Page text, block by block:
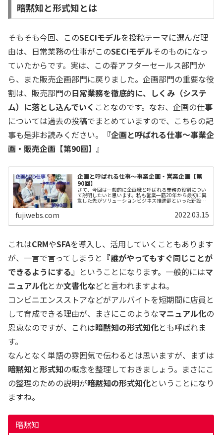
暗黙知と形式知とは
そもそも今回、このSECIモデルを投稿テーマに選んだ理
由は、日常業務の仕事がこのSECIモデルそのものになっ
ていたからです。実は、この春アフターセールス部門か
ら、また販売企画部門に戻りました。企画部門の重要な役
割は、販売部門の日常業務を徹底的に、しくみ（システ
ム）に落とし込んでいく ことなのです。なお、企画の仕事
については過去の投稿でまとめていますので、こちらの記
事も是非お読みください。
『企画と呼ばれる仕事～事業企
画・販売企画【第90回】』
企画と呼ばれる仕事～事業企画・営業企画【第
90回】
さて、今回は一般的に企画職と呼ばれる業務の役割につい
て説明したいと思います。私も営業一筋20年から最初に異
動した先がソリューションビジネス推進部といった新設部
fujiwebs.com 2022.03.15
これはCRMやSFAを導入し、活用していくこともあります
が、一言で言ってしまうと 『誰がやってもすぐ同じことが
できるようにする』 ということになります。一般的にはマ
ニュアル化とか文書化などと言われますよね。
コンビニエンスストアなどがアルバイトを短期間に店員と
して育成できる理由が、まさにこのようなマニュアル化の
恩恵なのですが、これは暗黙知の形式知化とも呼ばれま
す。
なんとなく単語の雰囲気で伝わるとは思いますが、まずは
暗黙知と形式知の概念を整理しておきましょう。まさにこ
の整理のための説明が暗黙知の形式知化ということになり
ますね。
暗黙知